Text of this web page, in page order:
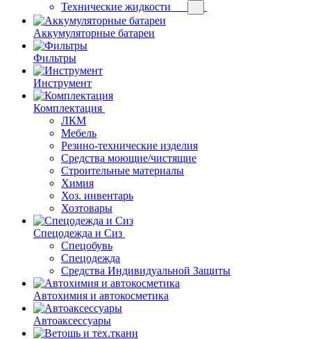
Технические жидкости
Аккумуляторные батареи
Фильтры
Инструмент
Комплектация
ЛКМ
Мебель
Резино-технические изделия
Средства моющие/чистящие
Строительные материалы
Химия
Хоз. инвентарь
Хозтовары
Спецодежда и Сиз
Спецобувь
Спецодежда
Средства Индивидуальной Защиты
Автохимия и автокосметика
Автоаксессуары